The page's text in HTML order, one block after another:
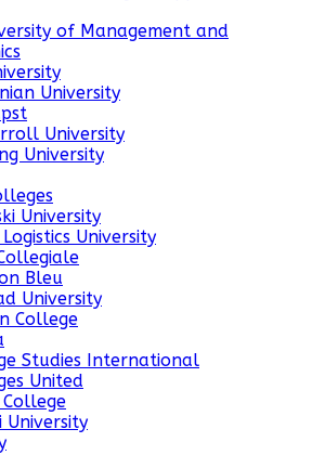
of Management and
University
University
University
University
University
Bleu
University
College
Studies International
United
University